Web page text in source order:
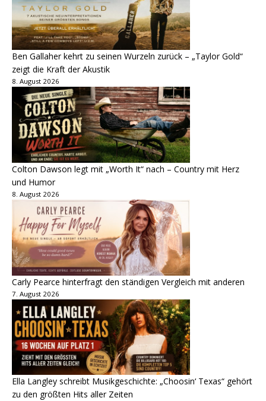
Ben Gallaher kehrt zu seinen Wurzeln zurück – „Taylor Gold“
zeigt die Kraft der Akustik
8. August 2026
Colton Dawson legt mit „Worth It“ nach – Country mit Herz
und Humor
8. August 2026
Carly Pearce hinterfragt den ständigen Vergleich mit anderen
7. August 2026
Ella Langley schreibt Musikgeschichte: „Choosin‘ Texas“ gehört
zu den größten Hits aller Zeiten